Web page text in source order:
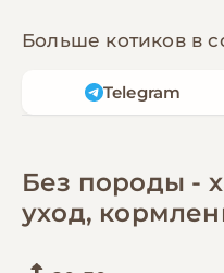
Больше котиков в
Telegram
Без породы -
уход,